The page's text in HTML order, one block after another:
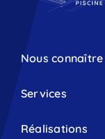
Nous connaître
Services
Réalisations